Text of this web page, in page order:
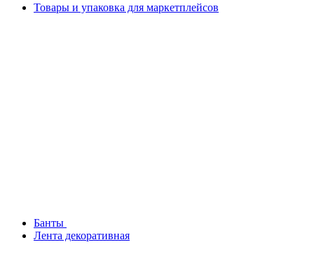
Товары и упаковка для маркетплейсов
Банты
Лента декоративная